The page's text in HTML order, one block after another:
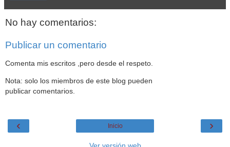
No hay comentarios:
Publicar un comentario
Comenta mis escritos ,pero desde el respeto.
Nota: solo los miembros de este blog pueden
publicar comentarios.
‹ ›
Inicio
Ver versión web